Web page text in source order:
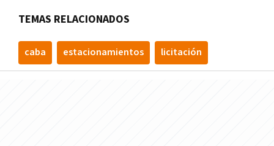
TEMAS RELACIONADOS
caba estacionamientos licitación